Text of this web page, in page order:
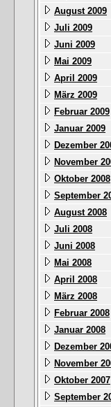
August 2009
Juli 2009
Juni 2009
Mai 2009
April 2009
März 2009
Februar 2009
Januar 2009
Dezember
November
Oktober 2008
September
August 2008
Juli 2008
Juni 2008
Mai 2008
April 2008
März 2008
Februar 2008
Januar 2008
Dezember
November
Oktober 2007
September